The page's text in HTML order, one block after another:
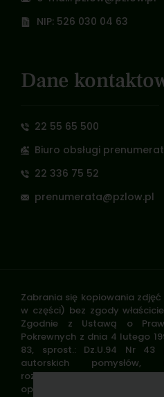
NIP: 526 030 04 63
Dane
22 55 65 500
Biuro obsługi
22 336 75 52
prenumerata@pzlow.pl
Zabrania się kopiowania
w części) bez zgody
Zgodnie z Ustawą o
Pokrewnych z dnia 4 lutego
83, sprost.: Dz.U.94 Nr 43
autorskich pomysłów,
rozpowszechnianie zdjęć,
opisów w celach